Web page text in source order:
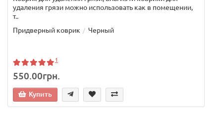
удаления грязи можно использовать как в помещении,
т..
Придверный коврик
Черный
1
550.00грн.
Купить